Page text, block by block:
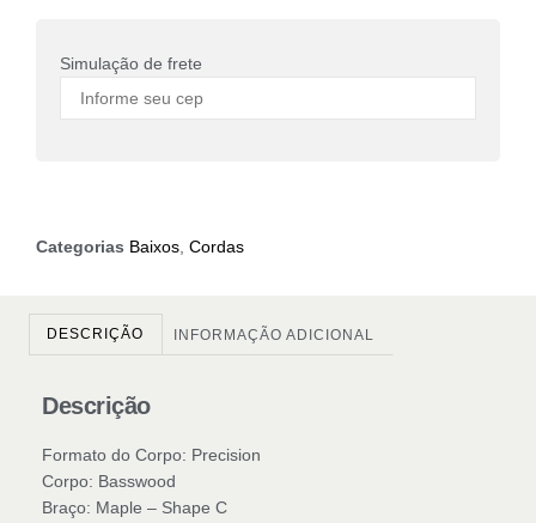
Simulação de frete
Categorias Baixos Cordas
DESCRIÇÃO INFORMAÇÃO ADICIONAL
Descrição
Formato do Corpo: Precision
Corpo: Basswood
Braço: Maple – Shape C